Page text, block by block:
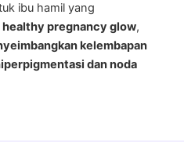
ibu hamil yang
healthy pregnancy glow,
kelembapan
dan noda